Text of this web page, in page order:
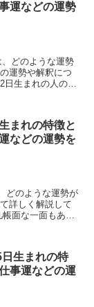
運などの運勢
どのような運勢
運勢や解釈につ
生まれの人の特
まれの特徴と
などの運勢を
どのような運勢が
詳しく解説して
面な一面もあ
生まれの特
事運などの運